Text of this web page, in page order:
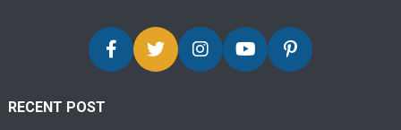
RECENT POST